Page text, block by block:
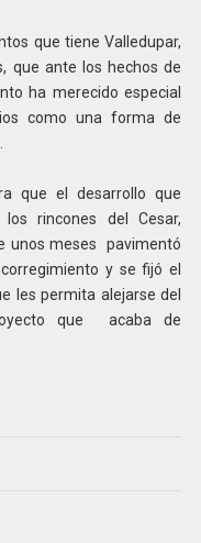
que tiene Valledupar,
que ante los hechos de
ha merecido especial
como una forma de
que el desarrollo que
rincones del Cesar,
unos meses pavimentó
y se fijó el
les permita alejarse del
que acaba de